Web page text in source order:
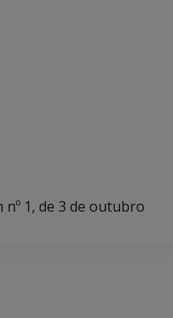
1, de 3 de outubro